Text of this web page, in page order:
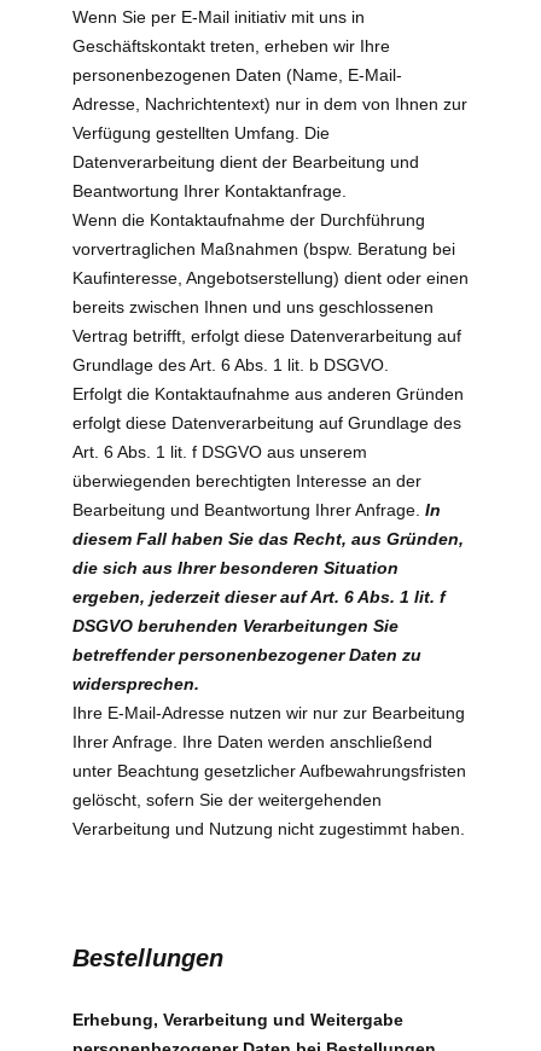
Wenn Sie per E-Mail initiativ mit uns in
Geschäftskontakt treten, erheben wir Ihre
personenbezogenen Daten (Name, E-Mail-
Adresse, Nachrichtentext) nur in dem von Ihnen zur
Verfügung gestellten Umfang. Die
Datenverarbeitung dient der Bearbeitung und
Beantwortung Ihrer Kontaktanfrage.
Wenn die Kontaktaufnahme der Durchführung
vorvertraglichen Maßnahmen (bspw. Beratung bei
Kaufinteresse, Angebotserstellung) dient oder einen
bereits zwischen Ihnen und uns geschlossenen
Vertrag betrifft, erfolgt diese Datenverarbeitung auf
Grundlage des Art. 6 Abs. 1 lit. b DSGVO.
Erfolgt die Kontaktaufnahme aus anderen Gründen
erfolgt diese Datenverarbeitung auf Grundlage des
Art. 6 Abs. 1 lit. f DSGVO aus unserem
überwiegenden berechtigten Interesse an der
Bearbeitung und Beantwortung Ihrer Anfrage. In
diesem Fall haben Sie das Recht, aus Gründen,
die sich aus Ihrer besonderen Situation
ergeben, jederzeit dieser auf Art. 6 Abs. 1 lit. f
DSGVO beruhenden Verarbeitungen Sie
betreffender personenbezogener Daten zu
widersprechen.
Ihre E-Mail-Adresse nutzen wir nur zur Bearbeitung
Ihrer Anfrage. Ihre Daten werden anschließend
unter Beachtung gesetzlicher Aufbewahrungsfristen
gelöscht, sofern Sie der weitergehenden
Verarbeitung und Nutzung nicht zugestimmt haben.
Bestellungen
Erhebung, Verarbeitung und Weitergabe